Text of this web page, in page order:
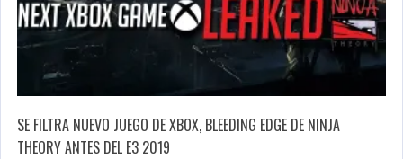
SE FILTRA NUEVO JUEGO DE XBOX, BLEEDING EDGE DE NINJA
THEORY ANTES DEL E3 2019